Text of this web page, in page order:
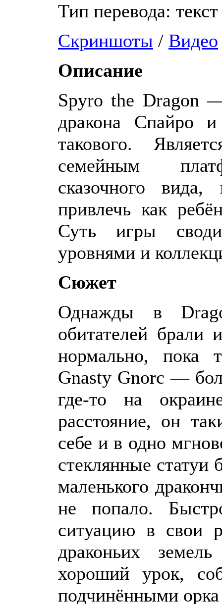
Тип перевода:
Скриншоты / Видео
Описание
Spyro the Dragon
дракона Спайро
такового.
семейным
сказочного
привлечь как
Суть игры
уровнями и
Сюжет
Однажды в
обитателей
нормально, пока
Gnasty Gnorc —
где-то на
расстояние, он
себе и в одно
стеклянные статуи
маленького
не попало.
ситуацию в свои
драконьих
хороший урок,
подчинёнными